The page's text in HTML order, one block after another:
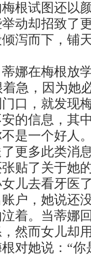
根试图还以
动却招致了
泻而下，铺
娜在梅根放
着急，因为她
口，就发现
的信息，其
是一个好人
多此类消
贴了关于她
儿去看牙医
户，她说还
着。当蒂娜
然而女儿却
对她说：“